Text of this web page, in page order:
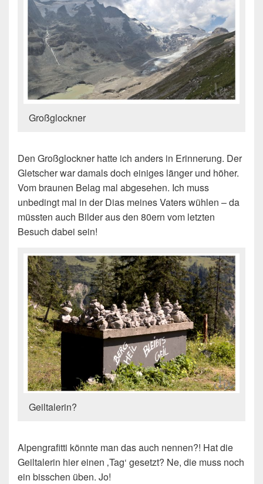
Großglockner
Den Großglockner hatte ich anders in Erinnerung. Der
Gletscher war damals doch einiges länger und höher.
Vom braunen Belag mal abgesehen. Ich muss
unbedingt mal in der Dias meines Vaters wühlen – da
müssten auch Bilder aus den 80ern vom letzten
Besuch dabei sein!
Geiltalerin?
Alpengrafitti könnte man das auch nennen?! Hat die
Geiltalerin hier einen ‚Tag‘ gesetzt? Ne, die muss noch
ein bisschen üben. Jo!